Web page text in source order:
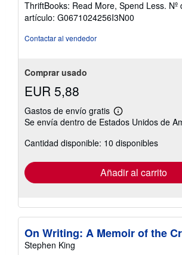
de
5
ThriftBooks: Read More, Spend Less. Nº
artículo: G0671024256I3N00
Contactar al vendedor
Comprar usado
EUR 5,88
Gastos de envío gratis
Más
información
las
tarifas
envío
Se envía dentro de Estados Unidos de
Cantidad disponible: 10 disponibles
Añadir al carrito
On Writing: A Memoir of the
Stephen King